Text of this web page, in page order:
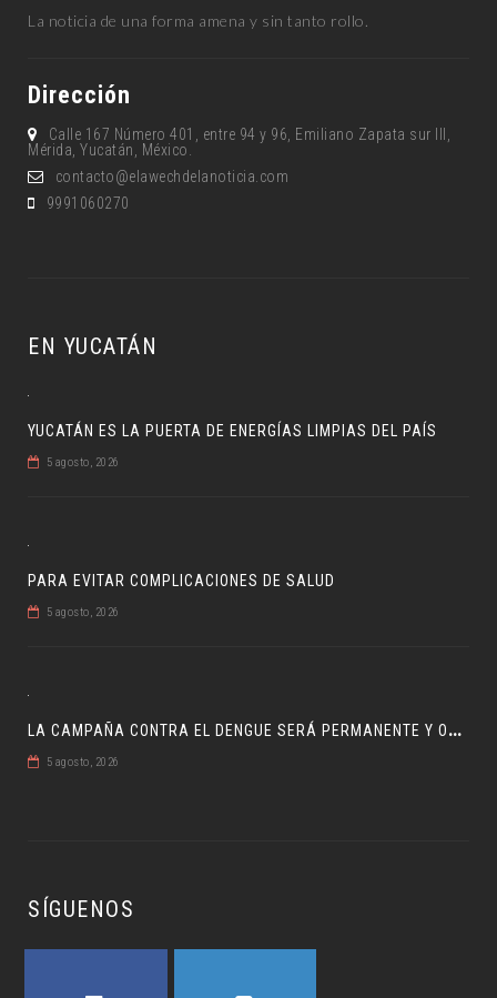
La noticia de una forma amena y sin tanto rollo.
Dirección
Calle 167 Número 401, entre 94 y 96, Emiliano Zapata sur lll,
Mérida, Yucatán, México.
contacto@elawechdelanoticia.com
9991060270
EN YUCATÁN
YUCATÁN ES LA PUERTA DE ENERGÍAS LIMPIAS DEL PAÍS
5 agosto, 2026
PARA EVITAR COMPLICACIONES DE SALUD
5 agosto, 2026
L
A CAMPAÑA CONTRA EL DENGUE SERÁ PERMANENTE Y ORDENADA
5 agosto, 2026
SÍGUENOS